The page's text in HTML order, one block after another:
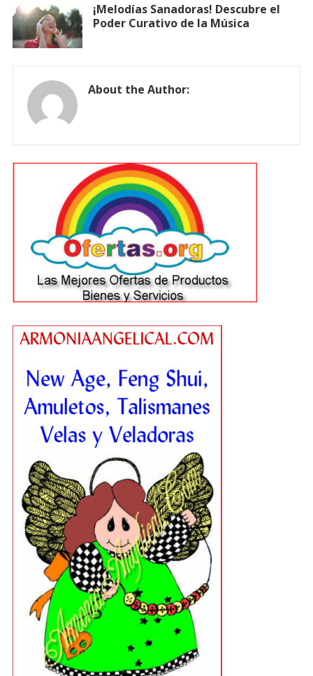
¡Melodías Sanadoras! Descubre el
Poder Curativo de la Música
About the Author: